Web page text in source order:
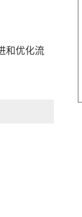
和优化流